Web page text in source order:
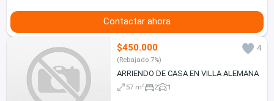
Contactar ahora
$450.000 4
(Rebajado 7%)
ARRIENDO DE CASA EN VILLA ALEMANA
57 m2 2 1